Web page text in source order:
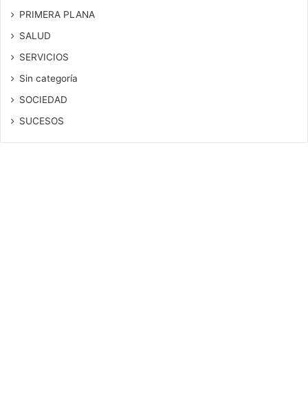
PRIMERA PLANA
SALUD
SERVICIOS
Sin categoría
SOCIEDAD
SUCESOS